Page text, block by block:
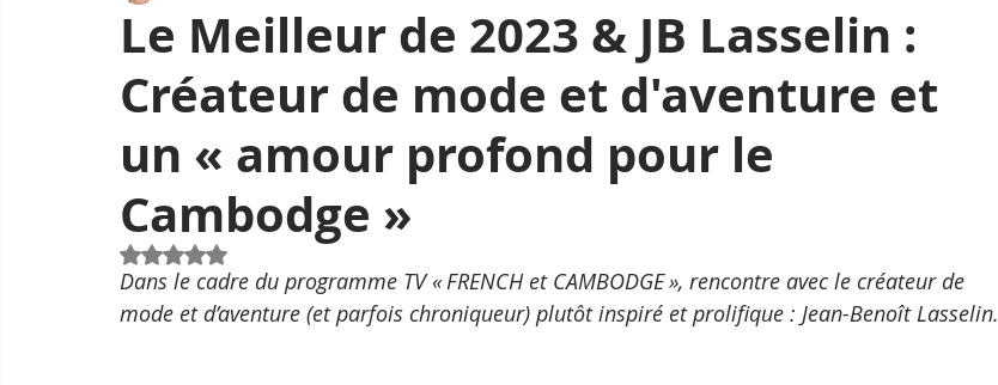
Le Meilleur de 2023 & JB Lasselin :
Créateur de mode et d'aventure et
un « amour profond pour le
Cambodge »
Noté NaN étoiles sur 5.
Dans le cadre du programme TV « FRENCH et CAMBODGE », rencontre avec le créateur de
mode et d’aventure (et parfois chroniqueur) plutôt inspiré et prolifique : Jean-Benoît Lasselin.